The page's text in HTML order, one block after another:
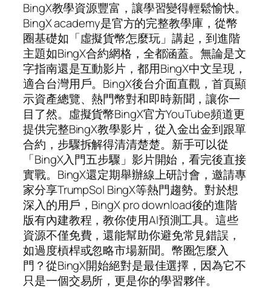
BingX教學資源豐富，讓學習變得輕鬆愉快。
BingX academy是官方的完整教學庫，從幣
圈基礎如「虛擬貨幣怎麼玩」講起，到進階
主題如BingX合約網格，全都涵蓋。無論是文
字指南還是互動影片，都用BingX中文呈現，
適合台灣用戶。BingX後台介面直觀，首頁顯
示資產總覽、熱門幣對和即時新聞，讓你一
目了然。虛擬貨幣BingX官方YouTube頻道更
提供完整BingX教學影片，從入金出金到跟單
合約，步驟拆解得清清楚楚。新手可以從
「BingX入門五步驟」影片開始，看完後直接
實戰。BingX還定期舉辦線上研討會，邀請專
家分享TrumpSol BingX等熱門趨勢。對於想
深入的用戶，BingX pro download後的進階
版有內建教程，教你使用AI預測工具。這些
資源不僅免費，還能幫助你避免常見錯誤，
如過度槓桿或忽略市場新聞。幣圈怎麼入
門？從BingX開始絕對是最佳選擇，因為它不
只是一個交易所，更是你的學習夥伴。